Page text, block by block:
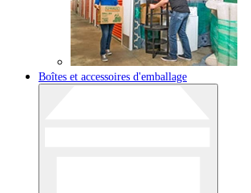
Boîtes et accessoires d'emballage